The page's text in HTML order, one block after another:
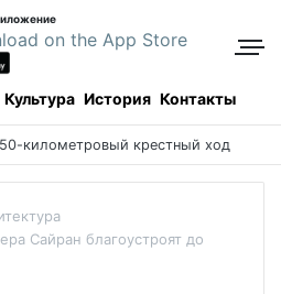
Культура История Контакты
километровый крестный ход
Сайран благоустроят до